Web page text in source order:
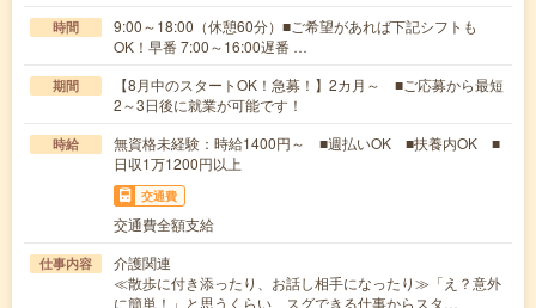
時間
9:00～18:00（休憩60分）■ご希望があれば下記シフトも
OK！早番 7:00～16:00遅番 …
期間
【8月中のスタートOK！急募！】2カ月～ ■ご応募から最短
2～3日後に就業が可能です！
時給
無資格未経験：時給1400円～ ■週払いOK ■扶養内OK ■
日収1万1200円以上
交通費
交通費全額支給
仕事内容
介護関連
≪散歩に付き添ったり、お話し相手になったり≫「え？意外
に簡単！」と思うくらい、スグできる仕事からスタ…